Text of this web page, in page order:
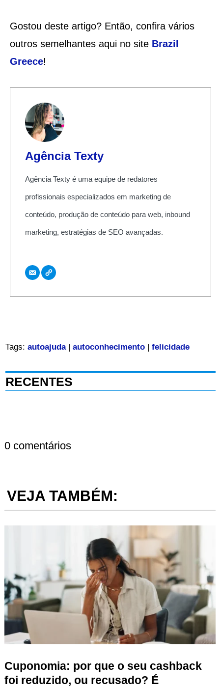
Gostou deste artigo? Então, confira vários
outros semelhantes aqui no site Brazil
Greece!
Agência Texty
Agência Texty é uma equipe de redatores
profissionais especializados em marketing de
conteúdo, produção de conteúdo para web, inbound
marketing, estratégias de SEO avançadas.
Tags: autoajuda| autoconhecimento| felicidade
RECENTES
0 comentários
VEJA TAMBÉM:
Cuponomia: por que o seu cashback
foi reduzido, ou recusado? É